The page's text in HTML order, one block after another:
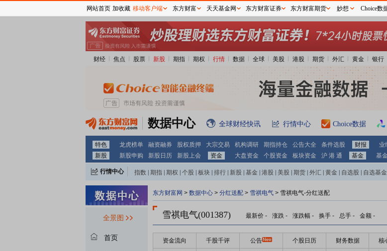
财经 焦点 股票 新股 期指 期权 行情 数据 全球 美股 港股 期货 外汇 黄金 银行
数据中心 全球财经快讯 行情中心 Choice数据
特色 龙虎榜单 融资融券 股权质押 大宗交易 机构调研 期指持仓 公告大全 条件选股 财报 业
新股
新股申购 新股日历 新股上会 资金 大盘资金 个股资金 板块资金 沪 港 通 基金 基
行情中心 指数 期指 期权 个股 板块 排行 新股 基金 港股 美股 期货 外汇 黄金 自选股 自选基金
全景图
首页
东方财富网 > 数据中心 > 分红送配 > 雪祺电气 > 雪祺电气-分红送配
雪祺电气(001387) 最新价 - 涨跌 - 涨跌幅 - 换手 - 总手 - 金额 -
资金流向 千股千评 公告 个股日历 财务数据 核
网站首页 加收藏 移动客户端 东方财富 天天基金网 东方财富证券 东方财富期货 妙想 Choice数